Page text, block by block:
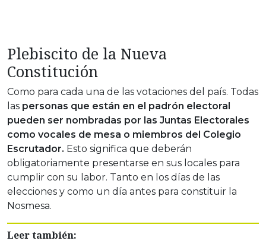
Plebiscito de la Nueva
Constitución
Como para cada una de las votaciones del país. Todas
las personas que están en el padrón electoral
pueden ser nombradas por las Juntas Electorales
como vocales de mesa o miembros del Colegio
Escrutador. Esto significa que deberán
obligatoriamente presentarse en sus locales para
cumplir con su labor. Tanto en los días de las
elecciones y como un día antes para constituir la
Nosmesa.
Leer también: